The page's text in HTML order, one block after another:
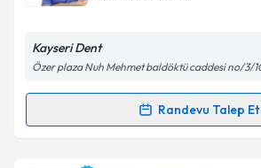
Kişisel verilerimin işlenmesine
Metni'ni okudum ve kişisel
Kayseri Dent
Özer plaza Nuh Mehmet baldöktü caddesi no/3/
Randevu Talep Et
Randevu Takvimi Talebi